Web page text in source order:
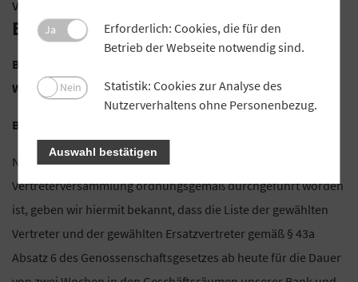
VR-Bank Ismaning Hallbergmoos Neufahrn eG
Bekanntmachung
Bekanntmachung der gewählten Vertreter (§ 10 der
Wahlordnung)
Bekanntmachung zur Wahl der Vertreterversammlung
Nachdem am 17.11.2022 und am 18.11.2022 die Wahl unserer
Vertreterversammlung ordnungsgemäß durchgeführt worden
ist, geben wir hiermit bekannt, dass die Liste der gewählten
Vertreter und der gewählten Ersatzvertreter gemäß § 43a
Absatz 6 des Genossenschaftsgesetzes ab heute für die Dauer
Ja
Erforderlich: Cookies, die für den
Betrieb der Webseite notwendig sind.
Nein
Statistik: Cookies zur Analyse des
Nutzerverhaltens ohne Personenbezug.
Auswahl bestätigen